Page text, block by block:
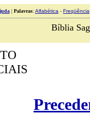
| Palavras: Alfabética - Freqüência
Bíblia